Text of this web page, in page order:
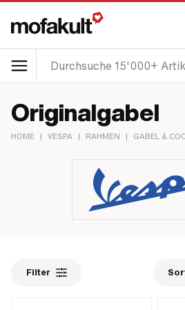
Originalgabel
HOME | VESPA | RAHMEN | GABEL &
Filter